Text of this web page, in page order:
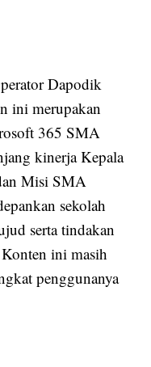
Dapodik
ini merupakan
365 SMA
kinerja Kepala
Misi SMA
sekolah
serta tindakan
ini masih
penggunanya